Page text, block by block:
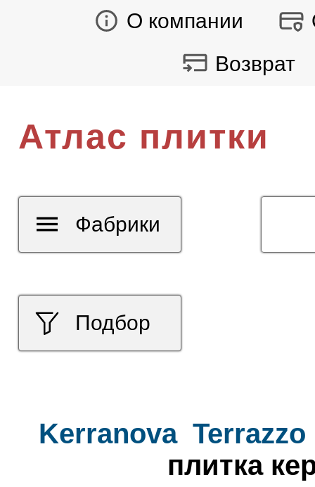
О компании
Возврат
Атлас плитки
Подбор
Фабрики
Kerranova Terrazzo
плитка